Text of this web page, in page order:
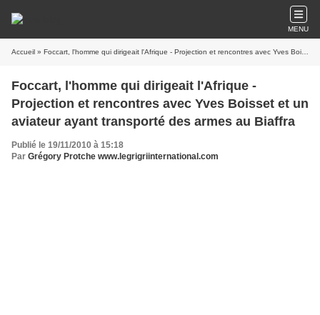
MENU
Accueil » Foccart, l'homme qui dirigeait l'Afrique - Projection et rencontres avec Yves Boisset et un aviateur ayant transporté des armes au Biaffra
Foccart, l'homme qui dirigeait l'Afrique -
Projection et rencontres avec Yves Boisset et un
aviateur ayant transporté des armes au Biaffra
Publié le 19/11/2010 à 15:18
Par Grégory Protche www.legrigriinternational.com